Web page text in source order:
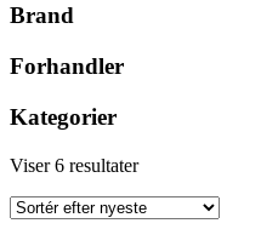
Brand
Forhandler
Kategorier
Viser 6 resultaterSorted
latest